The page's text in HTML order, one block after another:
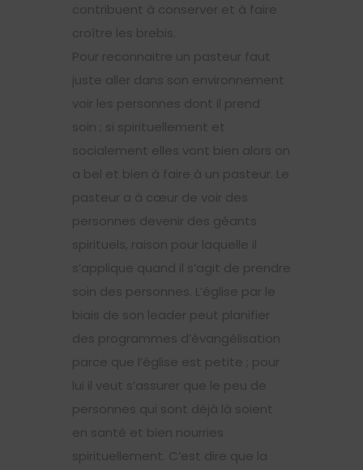
contribuent à conserver et à faire
croître les brebis.
Pour reconnaitre un pasteur faut
juste aller dans son environnement
voir les personnes dont il prend
soin ; si spirituellement et
socialement elles vont bien alors on
a bel et bien à faire à un pasteur. Le
pasteur a à cœur de voir des
personnes devenir des géants
spirituels, raison pour laquelle il
s’applique quand il s’agit de prendre
soin des personnes. L’église par le
biais de son leader peut planifier
des programmes d’évangélisation
parce que l’église est petite ; pour
lui il veut s’assurer que le peu de
personnes qui sont déjà là soient
en santé et bien nourries
spirituellement. C’est dire que la